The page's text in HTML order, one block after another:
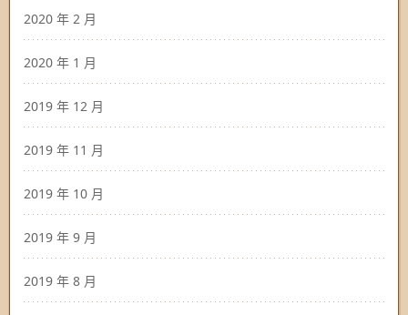
2020 年 2 月
2020 年 1 月
2019 年 12 月
2019 年 11 月
2019 年 10 月
2019 年 9 月
2019 年 8 月